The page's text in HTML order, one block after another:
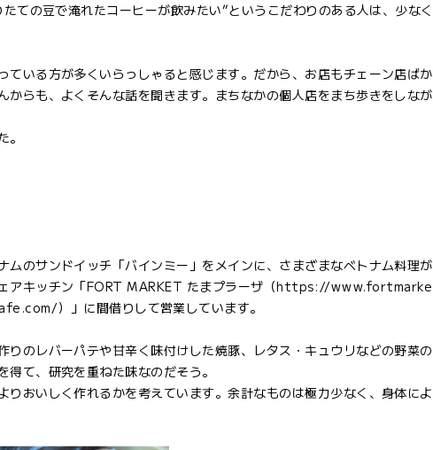
ての豆で淹れたコーヒーが飲みたい”というこだわりのある人は、少なく
ている方が多くいらっしゃると感じます。だから、お店もチェーン店ばか
らも、よくそんな話を聞きます。まちなかの個人店をまち歩きをしなが
のサンドイッチ「バインミー」をメインに、さまざまなベトナム料理が
ェアキッチン「FORT MARKET たまプラーザ（https://www.fortmarke
）」に間借りして営業しています。
のレバーパテや甘辛く味付けした焼豚、レタス・キュウリなどの野菜の
て、研究を重ねた味なのだそう。
りおいしく作れるかを考えています。余計なものは極力少なく、身体によ